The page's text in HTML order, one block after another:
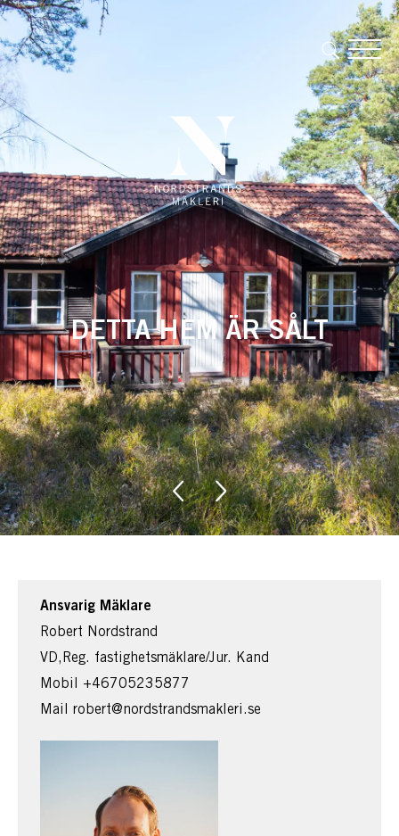
DETTA HEM ÄR SÅLT
Ansvarig Mäklare
Robert Nordstrand
VD,Reg. fastighetsmäklare/Jur. Kand
Mobil +46705235877
Mail robert@nordstrandsmakleri.se